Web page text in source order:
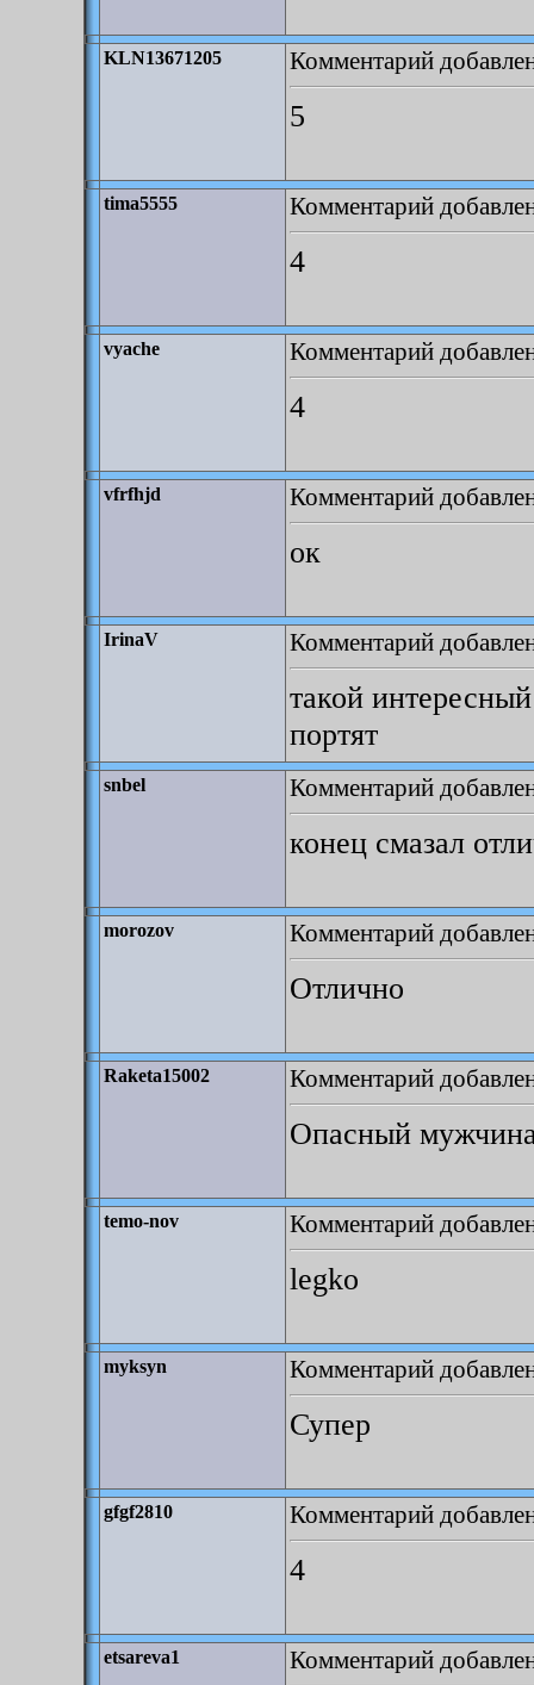
KLN13671205 Комментарий
5
tima5555 Комментарий
4
vyache Комментарий
4
vfrfhjd Комментарий
ок
IrinaV Комментарий
такой
портят
snbel Комментарий
конец смазал
morozov Комментарий
Отлично
Raketa15002 Комментарий
Опасный
temo-nov Комментарий
legko
myksyn Комментарий
Супер
gfgf2810 Комментарий
4
etsareva1 Комментарий